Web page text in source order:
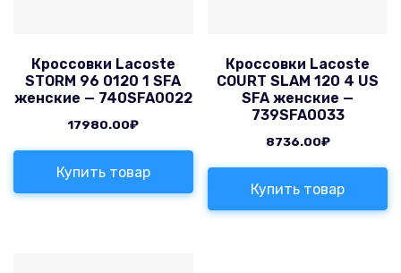
Кроссовки Lacoste
STORM 96 0120 1 SFA
женские — 740SFA0022
17980.00₽
Купить товар
Кроссовки Lacoste
COURT SLAM 120 4 US
SFA женские —
739SFA0033
8736.00₽
Купить товар